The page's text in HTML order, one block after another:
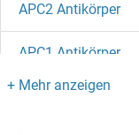
APC2 Antikörper
APC1 Antikörper
APC Antikörper